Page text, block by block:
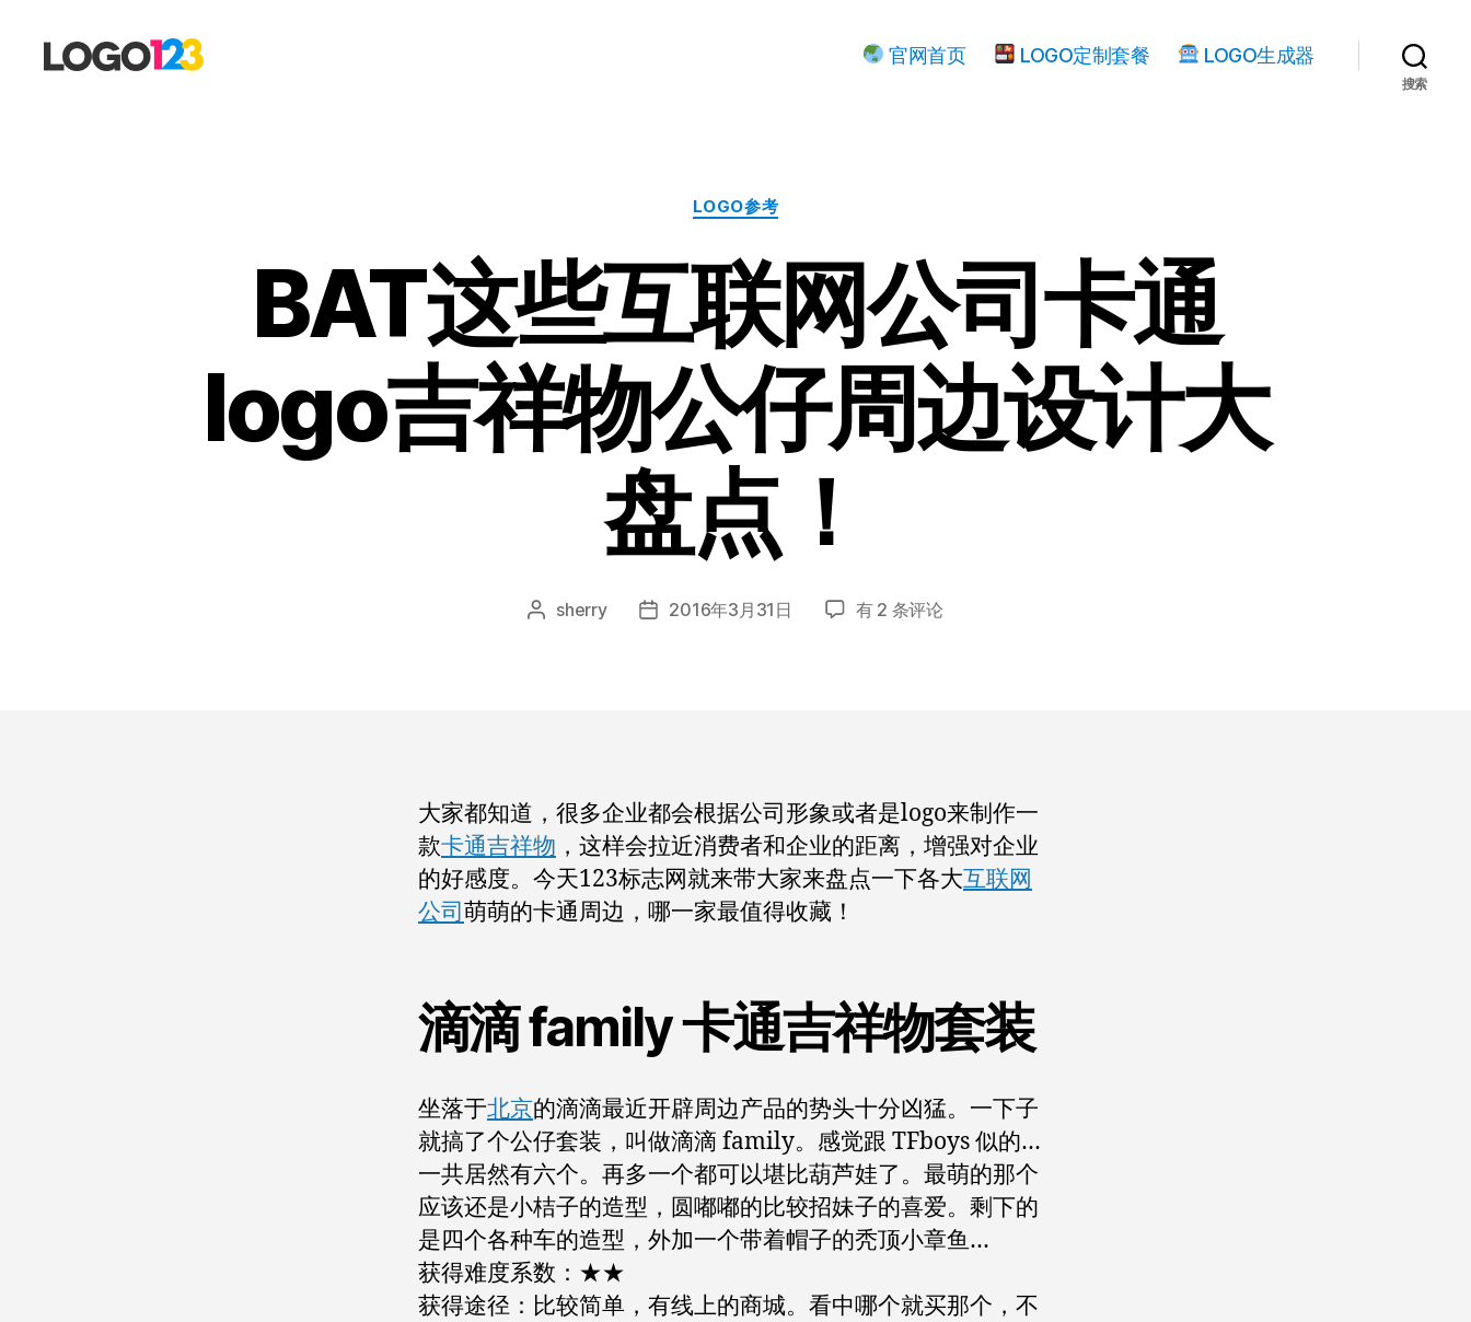
官网首页 LOGO定制套餐 LOGO生成器
搜索
分
类
LOGO参考
BAT这些互联网公司卡通
logo吉祥物公仔周边设计大
盘点！
文 sherry
发 2016年3月31日
BAT
卡
通
logo
吉
仔
周
边
计
大
盘
点！
有 2 条评论
大家都知道，很多企业都会根据公司形象或者是logo来制作一
款卡通吉祥物 ，这样会拉近消费者和企业的距离，增强对企业
的好感度。今天123标志网就来带大家来盘点一下各大互联网
公司萌萌的卡通周边，哪一家最值得收藏！
滴滴 family 卡通吉祥物套装
坐落于北京的滴滴最近开辟周边产品的势头十分凶猛。一下子
就搞了个公仔套装，叫做滴滴 family。感觉跟 TFboys 似的…
一共居然有六个。再多一个都可以堪比葫芦娃了。最萌的那个
应该还是小桔子的造型，圆嘟嘟的比较招妹子的喜爱。剩下的
是四个各种车的造型，外加一个带着帽子的秃顶小章鱼…
获得难度系数：★★
获得途径：比较简单，有线上的商城。看中哪个就买那个，不